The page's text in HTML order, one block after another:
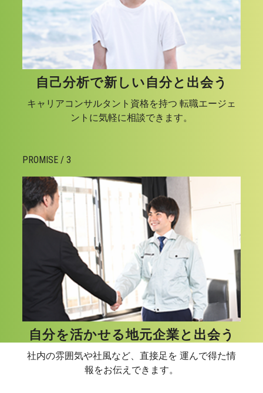
自己分析で新しい自分と出会う
キャリアコンサルタント資格を持つ 転職エージェ
ントに気軽に相談できます。
PROMISE / 3
自分を活かせる地元企業と出会う
社内の雰囲気や社風など、直接足を 運んで得た情
報をお伝えできます。